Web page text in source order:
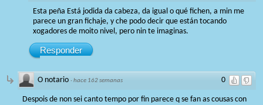
Esta peña Está jodida da cabeza, da igual o qué fichen, a min me
parece un gran fichaje, y che podo decir que están tocando
xogadores de moito nivel, pero nin te imaginas.
Responder
0
O notario ·hace 162 semanas
Despois de non sei canto tempo por fin parece q se fan as cousas con